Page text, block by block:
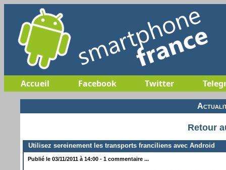
Accueil Facebook Twitter
Retour
Utilisez sereinement les transports franciliens avec Android
Publié le 03/11/2011 à 14:00 - 1 commentaire ...